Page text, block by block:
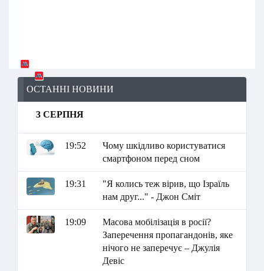
ОСТАННІ НОВИНИ
3 СЕРПНЯ
19:52
Чому шкідливо користуватися
смартфоном перед сном
19:31
"Я колись теж вірив, що Ізраїль
нам друг..." - Джон Сміт
19:09
Масова мобілізація в росії?
Заперечення пропагандонів, яке
нічого не заперечує – Джулія
Девіс